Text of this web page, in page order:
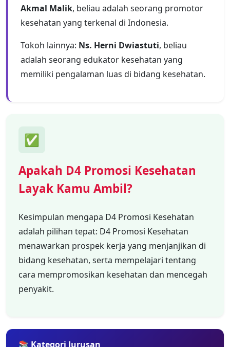
Akmal Malik, beliau adalah seorang promotor
kesehatan yang terkenal di Indonesia.
Tokoh lainnya: Ns. Herni Dwiastuti, beliau
adalah seorang edukator kesehatan yang
memiliki pengalaman luas di bidang kesehatan.
✅
Apakah D4 Promosi Kesehatan
Layak Kamu Ambil?
Kesimpulan mengapa D4 Promosi Kesehatan
adalah pilihan tepat: D4 Promosi Kesehatan
menawarkan prospek kerja yang menjanjikan di
bidang kesehatan, serta mempelajari tentang
cara mempromosikan kesehatan dan mencegah
penyakit.
📚 Kategori Jurusan